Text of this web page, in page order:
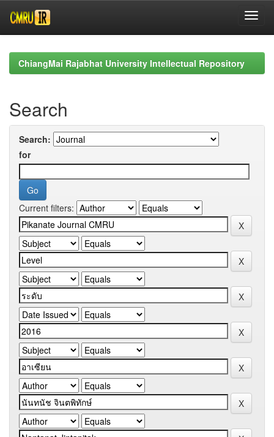
navigationChiangMai Rajabhat University Intellectual Repository
Search
Search:
for
Current filters: